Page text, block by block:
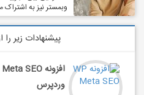
وبمستر نیز به اشتراک
پیشنهادات زیر
وردپرس